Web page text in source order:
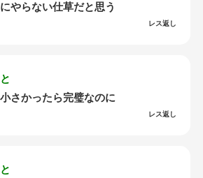
やらない仕草だと思う
レス返し
さかったら完璧なのに
レス返し